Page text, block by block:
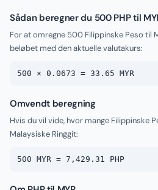
Sådan beregner du 500 PHP til
For at omregne 500 Filippinske Peso til
beløbet med den aktuelle valutakurs:
500 × 0.0673 = 33.65 MYR
Omvendt beregning
Hvis du vil vide, hvor mange Filippinske
Malaysiske Ringgit:
500 MYR = 7,429.31 PHP